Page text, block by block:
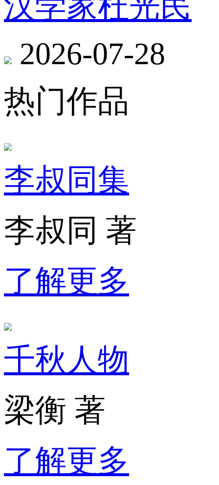
2026-07-28
热门作品
李叔同集
李叔同 著
了解更多
千秋人物
梁衡 著
了解更多